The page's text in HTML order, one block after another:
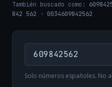
También buscado como:
842 562 · 0034609842562
Solo números españoles. No